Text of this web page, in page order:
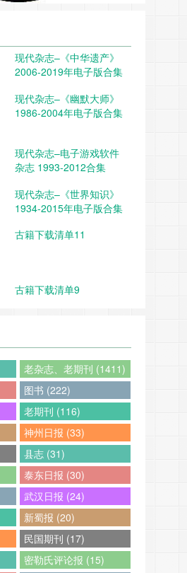
现代杂志–《中华遗产》
2006-2019年电子版合集
现代杂志–《幽默大师》
1986-2004年电子版合集
现代杂志–电子游戏软件
杂志 1993-2012合集
现代杂志–《世界知识》
1934-2015年电子版合集
古籍下载清单11
古籍下载清单9
老杂志、老期刊 (1411)
图书 (222)
老期刊 (116)
神州日报 (33)
县志 (31)
泰东日报 (30)
武汉日报 (24)
新蜀报 (20)
民国期刊 (17)
密勒氏评论报 (15)